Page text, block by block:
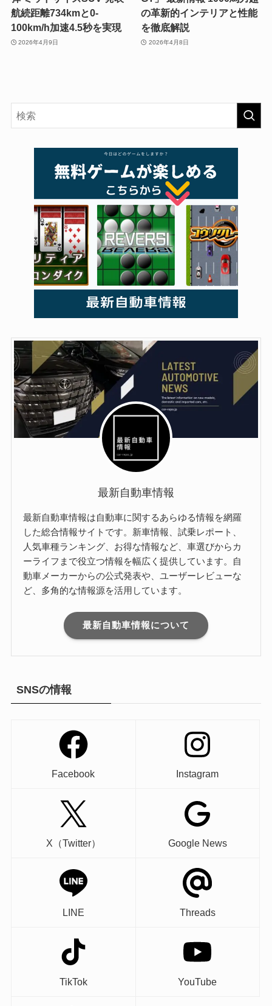
航続距離734kmと0-
100km/h加速4.5秒を実現
2026年4月9日
の革新的インテリアと性能
を徹底解説
2026年4月8日
最新自動車情報
最新自動車情報は自動車に関するあらゆる情報を網羅
した総合情報サイトです。新車情報、試乗レポート、
人気車種ランキング、お得な情報など、車選びからカ
ーライフまで役立つ情報を幅広く提供しています。自
動車メーカーからの公式発表や、ユーザーレビューな
ど、多角的な情報源を活用しています。
最新自動車情報について
SNSの情報
Facebook Instagram
X（Twitter） Google News
LINE Threads
TikTok YouTube